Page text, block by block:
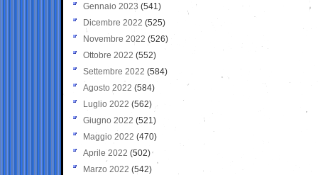
Gennaio 2023 (541)
Dicembre 2022 (525)
Novembre 2022 (526)
Ottobre 2022 (552)
Settembre 2022 (584)
Agosto 2022 (584)
Luglio 2022 (562)
Giugno 2022 (521)
Maggio 2022 (470)
Aprile 2022 (502)
Marzo 2022 (542)